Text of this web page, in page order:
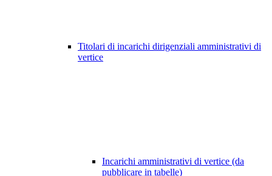
Titolari di incarichi dirigenziali amministrativi di
vertice
Incarichi amministrativi di vertice (da
pubblicare in tabelle)